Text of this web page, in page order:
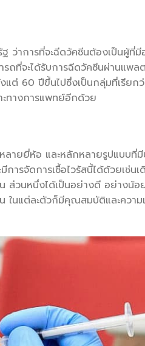
ว่าการที่จะฉีดวัคซีนต้องเป็นผู้ที่
รถที่จะได้รับการฉีดวัคซีนผ่านแพล
60 ปีขึ้นไปซึ่งเป็นกลุ่มที่เรียกว่
ะทางการแพทย์อีกด้วย
ายยี่ห้อ และหลักหลายรูปแบบที่มี
ารจัดการเชื้อไวรัสนี้ได้ด้วยเช่น
ส่วนหนึ่งได้เป็นอย่างดี อย่างน้อ
ซีน ในแต่ละตัวก็มีคุณสมบัติและคว